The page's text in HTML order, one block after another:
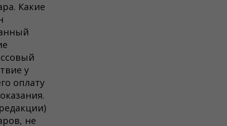
Какие
у
оплату
не